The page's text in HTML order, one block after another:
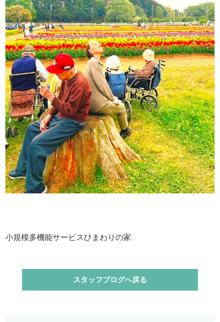
小規模多機能サービスひまわりの家
スタッフブログへ戻る